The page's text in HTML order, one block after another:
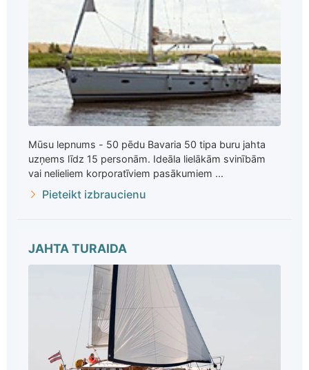
Mūsu lepnums - 50 pēdu Bavaria 50 tipa buru jahta
uzņems līdz 15 personām. Ideāla lielākām svinībām
vai nelieliem korporatīviem pasākumiem ...
Pieteikt izbraucienu
JAHTA TURAIDA